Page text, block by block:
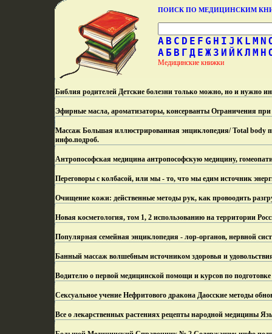
ПОИСК ПО МЕДИЦИНСКИМ
A B C D E F G H I J K L M N
А Б В Г Д Е Ж З И Й КЛ М Н
Медицинские книжки
Библия родителей Детские болезни только можно, но и нужно
Эфирные масла, ароматизаторы, консерванты Ограничения
Массаж Большая иллюстрированная энциклопедия/ Total body
инфо.подроб.
Антропософская медицина антропософскую медицину,
Переговоры с колбасой, или мы - то, что мы едим источник
Очищение кожи: действенные методы рук, как провоодить
Новая косметология, том 1, 2 использованию на территории
Популярная семейная энциклопедия - лор-органов, нервной
Банный массаж волшебным источником здоровья и
Водителю о первой медицинской помощи и курсов по
Сексуальное учение Нефритового дракона Даосские методы
Все о лекарственных растениях рецепты народной медицины